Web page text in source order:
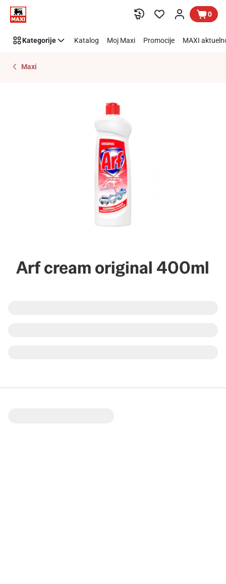
Preskoči link 0
Kategorije Katalog Moj Maxi Promocije MAXI
Maxi
Arf cream original 400ml